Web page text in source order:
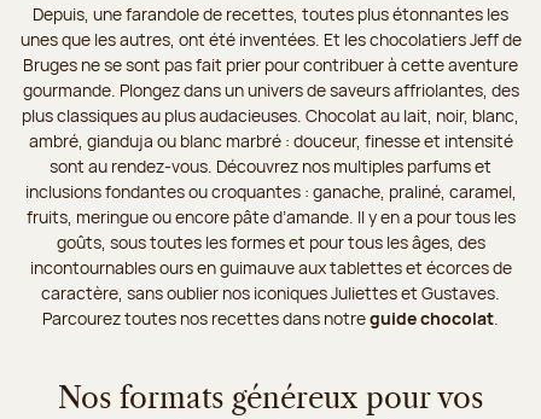
Depuis, une farandole de recettes, toutes plus étonnantes les
unes que les autres, ont été inventées. Et les chocolatiers Jeff de
Bruges ne se sont pas fait prier pour contribuer à cette aventure
gourmande. Plongez dans un univers de saveurs affriolantes, des
plus classiques au plus audacieuses. Chocolat au lait, noir, blanc,
ambré, gianduja ou blanc marbré : douceur, finesse et intensité
sont au rendez-vous. Découvrez nos multiples parfums et
inclusions fondantes ou croquantes : ganache, praliné, caramel,
fruits, meringue ou encore pâte d’amande. Il y en a pour tous les
goûts, sous toutes les formes et pour tous les âges, des
incontournables ours en guimauve aux tablettes et écorces de
caractère, sans oublier nos iconiques Juliettes et Gustaves.
Parcourez toutes nos recettes dans notreguide chocolat
Nos formats généreux pour vos